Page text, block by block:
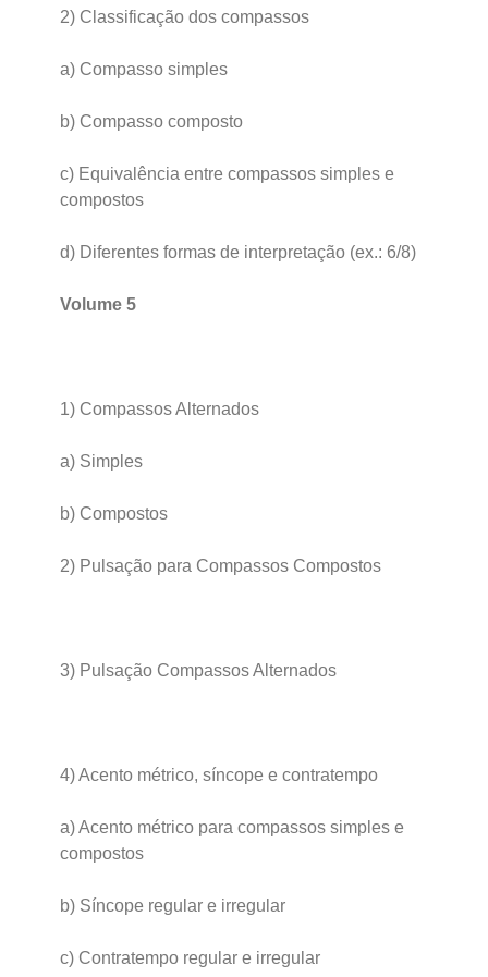
2) Classificação dos compassos
a) Compasso simples
b) Compasso composto
c) Equivalência entre compassos simples e
compostos
d) Diferentes formas de interpretação (ex.: 6/8)
Volume 5
1) Compassos Alternados
a) Simples
b) Compostos
2) Pulsação para Compassos Compostos
3) Pulsação Compassos Alternados
4) Acento métrico, síncope e contratempo
a) Acento métrico para compassos simples e
compostos
b) Síncope regular e irregular
c) Contratempo regular e irregular